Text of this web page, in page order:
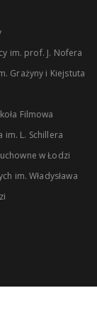
im. prof. J. Nofera
Grażyny i Kiejstuta
Filmowa
im. L. Schillera
w Łodzi
im. Władysława